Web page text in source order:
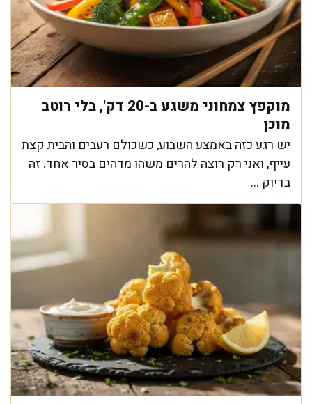
מוקפץ צמחוני משגע ב-20 דק', בלי רוטב
מוכן
יש רגע כזה באמצע השבוע, כשכולם רעבים והבית קצת
עייף, ואני רק רוצה להרים משהו מדהים בסיר אחד. זה
בדיוק ...